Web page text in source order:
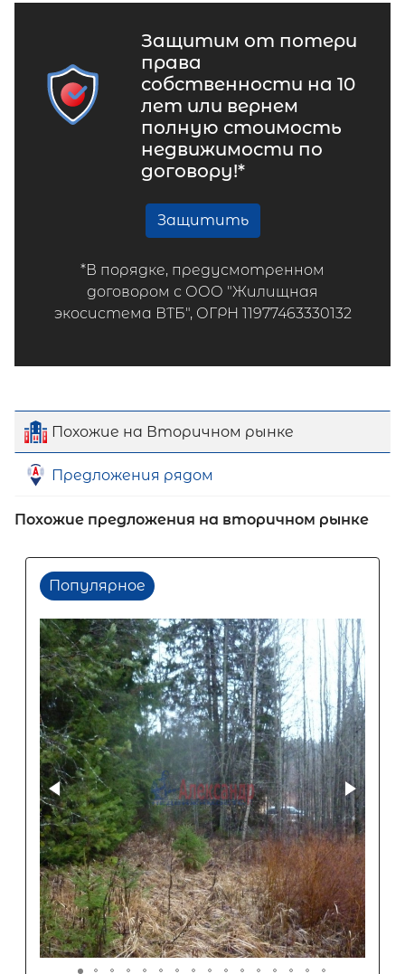
Защитим от потери
права
собственности на 10
лет или вернем
полную стоимость
недвижимости по
договору!*
Защитить
*В порядке, предусмотренном
договором с ООО "Жилищная
экосистема ВТБ", ОГРН 11977463330132
Похожие на Вторичном рынке
Предложения рядом
Похожие предложения на вторичном рынке
Популярное